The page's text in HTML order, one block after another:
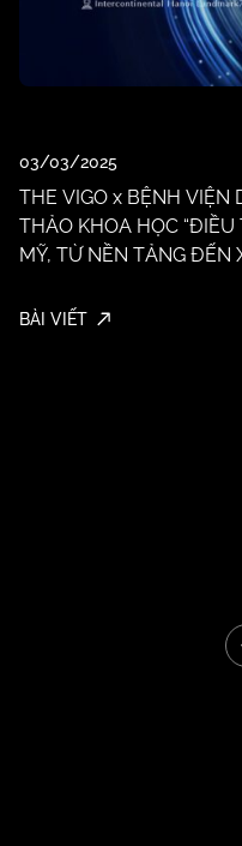
03/03/2025
THE VIGO x BỆNH VIỆN
THẢO KHOA HỌC
MỸ, TỪ NỀN TẢNG ĐẾN
BÀI VIẾT